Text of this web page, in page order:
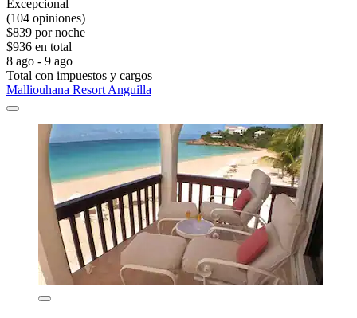
Excepcional
(104 opiniones)
$839 por noche
$936 en total
8 ago - 9 ago
Total con impuestos y cargos
Malliouhana Resort Anguilla